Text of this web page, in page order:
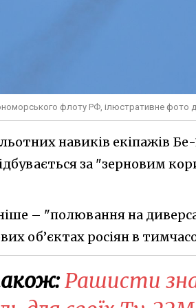
флоту РФ, ілюстративне фото
навиків екіпажів
за "зерновим
– "полювання на
об’єктах росіян в
Рашисти